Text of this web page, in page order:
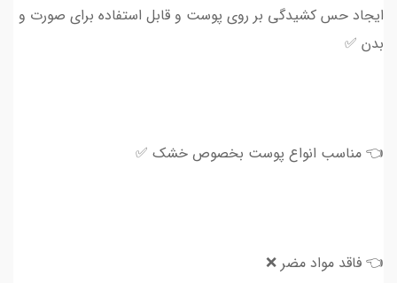
ایجاد حس کشیدگی بر روی پوست و قابل استفاده برای صورت و
بدن ✅
👈 مناسب انواع پوست بخصوص خشک ✅
👈 فاقد مواد مضر ❌